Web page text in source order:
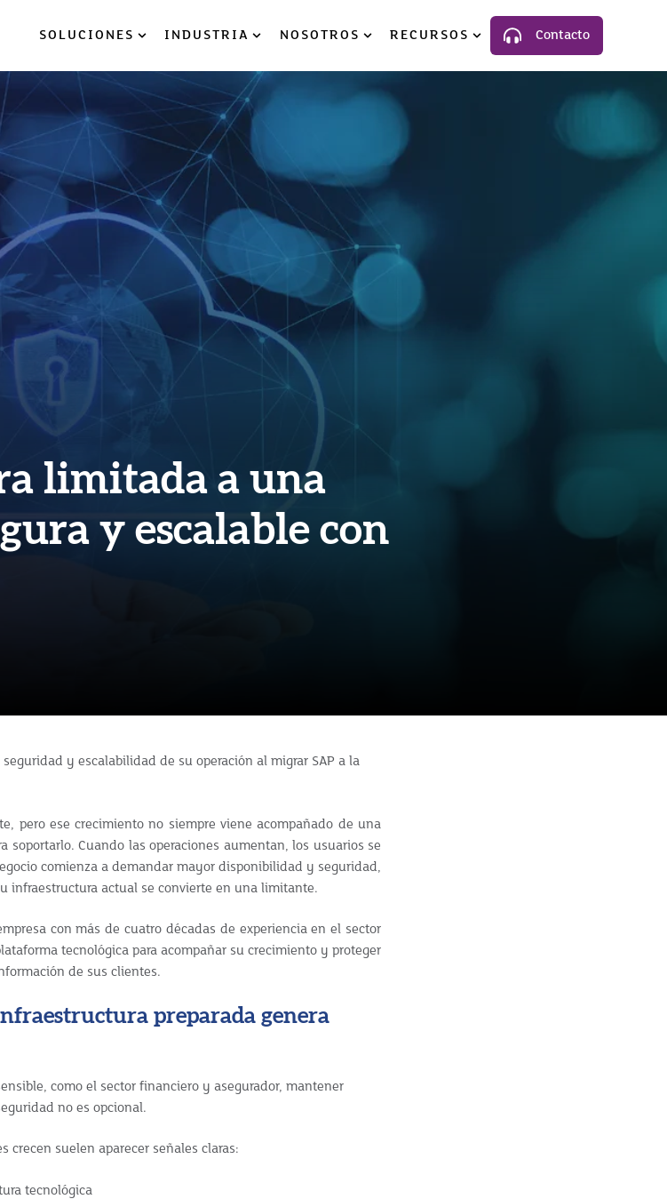
SOLUCIONES INDUSTRIA NOSOTROS
Show submenu for Nosotros
RECURSOS
Show submenu for Recursos
Contacto
limitada a una
y escalable con
y escalabilidad de su operación al migrar SAP a la
pero ese crecimiento no siempre viene acompañado de una
soportarlo. Cuando las operaciones aumentan, los usuarios se
comienza a demandar mayor disponibilidad y seguridad,
infraestructura actual se convierte en una limitante.
con más de cuatro décadas de experiencia en el sector
tecnológica para acompañar su crecimiento y proteger
de sus clientes.
preparada genera
como el sector financiero y asegurador, mantener
no es opcional.
crecen suelen aparecer señales claras:
tecnológica